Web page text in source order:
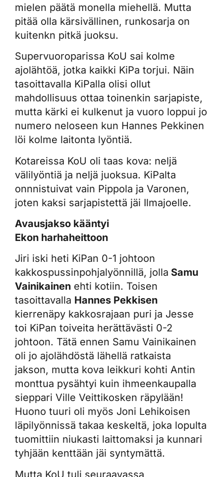
mielen päätä monella miehellä. Mutta
pitää olla kärsivällinen, runkosarja on
kuitenkn pitkä juoksu.
Supervuoroparissa KoU sai kolme
ajolähtöä, jotka kaikki KiPa torjui. Näin
tasoittavalla KiPalla olisi ollut
mahdollisuus ottaa toinenkin sarjapiste,
mutta kärki ei kulkenut ja vuoro loppui jo
numero neloseen kun Hannes Pekkinen
löi kolme laitonta lyöntiä.
Kotareissa KoU oli taas kova: neljä
välilyöntiä ja neljä juoksua. KiPalta
onnnistuivat vain Pippola ja Varonen,
joten kaksi sarjapistettä jäi Ilmajoelle.
Avausjakso kääntyi
Ekon harhaheittoon
Jiri iski heti KiPan 0-1 johtoon
kakkospussinpohjalyönnillä, jolla Samu
Vainikainen ehti kotiin. Toisen
tasoittavalla Hannes Pekkisen
kierrenäpy kakkosrajaan puri ja Jesse
toi KiPan toiveita herättävästi 0-2
johtoon. Tätä ennen Samu Vainikainen
oli jo ajolähdöstä lähellä ratkaista
jakson, mutta kova leikkuri kohti Antin
monttua pysähtyi kuin ihmeenkaupalla
sieppari Ville Veittikosken räpylään!
Huono tuuri oli myös Joni Lehikoisen
läpilyönnissä takaa keskeltä, joka lopulta
tuomittiin niukasti laittomaksi ja kunnari
tyhjään kenttään jäi syntymättä.
Mutta KoU tuli seuraavassa